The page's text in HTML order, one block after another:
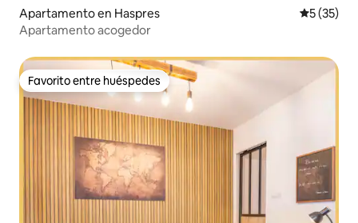
Apartamento en Haspres
5 (35)
Apartamento acogedor
Favorito entre huéspedes
Favorito entre huéspedes